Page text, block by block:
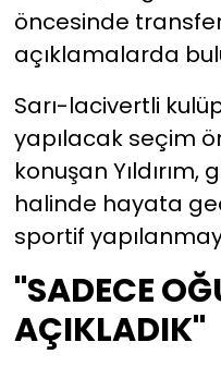
öncesinde
açıklamalarda
Sarı-lacivertli
yapılacak seçim
konuşan
halinde hayata
sportif
"SADECE
AÇIKLADIK"
Yaşam
YEREL POLİTİKA
YEREL
Yurt